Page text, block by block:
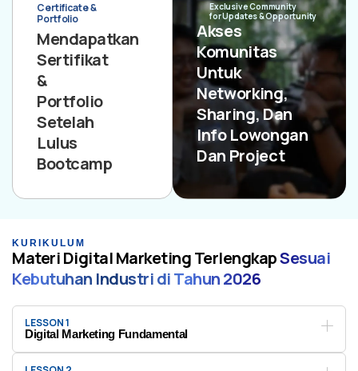
Certificate &
Portfolio
Mendapatkan
Sertifikat
&
Portfolio
Setelah
Lulus
Bootcamp
Exclusive Community
for Updates & Opportunity
Akses
Komunitas
Untuk
Networking,
Sharing, Dan
Info Lowongan
Dan Project
KURIKULUM
Materi Digital Marketing TerlengkapSesuai
Kebutuhan Industri di Tahun 2026
LESSON 1
Digital Marketing Fundamental